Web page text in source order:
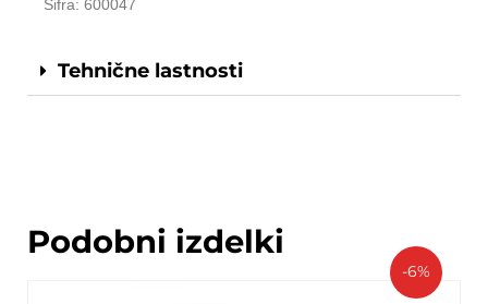
Šifra: 600047
Tehnične lastnosti
Podobni izdelki
-6%